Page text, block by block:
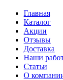
Главная
Каталог
Акции
Отзывы
Доставка
Наши
Статьи
О